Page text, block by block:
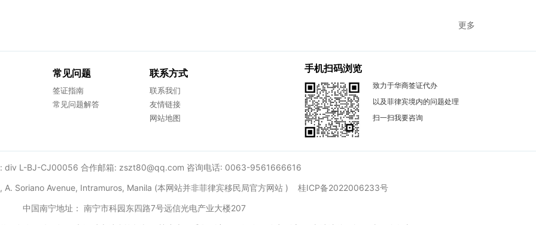
更多
常见问题
签证指南
常见问题解答
联系方式
联系我们
友情链接
网站地图
手机扫码浏览
致力于华商签证代办
以及菲律宾境内的问题处理
扫一扫我要咨询
div L-BJ-CJ00056 合作邮箱: zszt80@qq.com 咨询电话: 0063-9561666616
A. Soriano Avenue, Intramuros, Manila (本网站并非菲律宾移民局官方网站 ) 桂ICP备2022006233号
中国南宁地址： 南宁市科园东四路7号远信光电产业大楼207